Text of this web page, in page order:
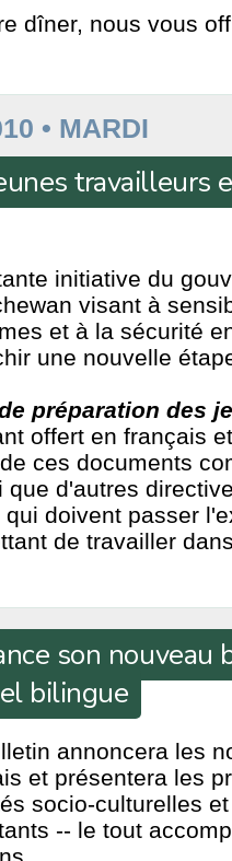
dîner, nous vous
• MARDI
travailleurs
initiative du
visant à
et à la sécurité
une nouvelle
préparation des
offert en français
ces documents
que d'autres
doivent passer
de travailler
son nouveau
bilingue
annoncera les
et présentera les
socio-culturelles
-- le tout